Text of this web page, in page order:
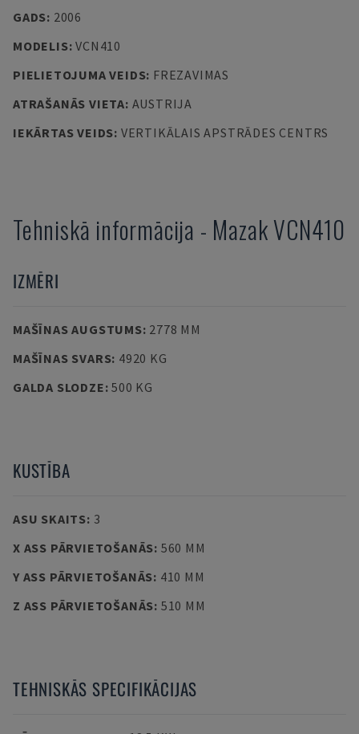
GADS: 2006
MODELIS:VCN410
PIELIETOJUMA VEIDS: FREZAVIMAS
ATRAŠANĀS VIETA: AUSTRIJA
IEKĀRTAS VEIDS: VERTIKĀLAIS APSTRĀDES CENTRS
Tehniskā informācija - MazakVCN410
IZMĒRI
MAŠĪNAS AUGSTUMS: 2778 MM
MAŠĪNAS SVARS: 4920 KG
GALDA SLODZE:500 KG
KUSTĪBA
ASU SKAITS: 3
X ASS PĀRVIETOŠANĀS: 560 MM
Y ASS PĀRVIETOŠANĀS: 410 MM
Z ASS PĀRVIETOŠANĀS: 510 MM
TEHNISKĀS SPECIFIKĀCIJAS